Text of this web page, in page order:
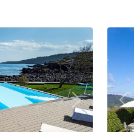
N
e
P
r